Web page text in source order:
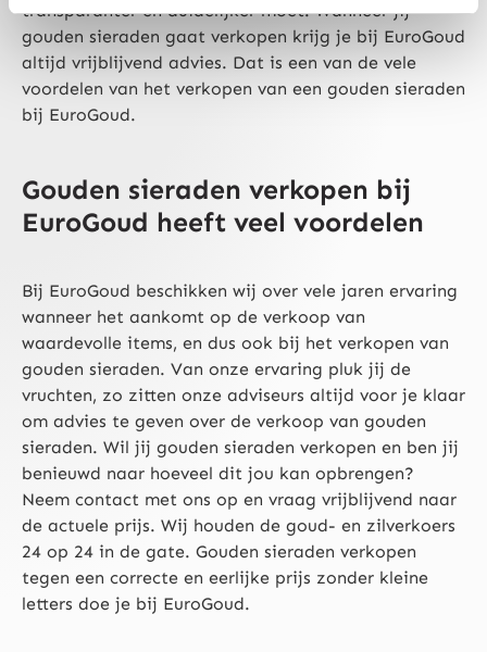
transparanter en duidelijker moet. Wanneer jij
gouden sieraden gaat verkopen krijg je bij EuroGoud
altijd vrijblijvend advies. Dat is een van de vele
voordelen van het verkopen van een gouden sieraden
bij EuroGoud.
Gouden sieraden verkopen bij
EuroGoud heeft veel voordelen
Bij EuroGoud beschikken wij over vele jaren ervaring
wanneer het aankomt op de verkoop van
waardevolle items, en dus ook bij het verkopen van
gouden sieraden. Van onze ervaring pluk jij de
vruchten, zo zitten onze adviseurs altijd voor je klaar
om advies te geven over de verkoop van gouden
sieraden. Wil jij gouden sieraden verkopen en ben jij
benieuwd naar hoeveel dit jou kan opbrengen?
Neem contact met ons op en vraag vrijblijvend naar
de actuele prijs. Wij houden de goud- en zilverkoers
24 op 24 in de gate. Gouden sieraden verkopen
tegen een correcte en eerlijke prijs zonder kleine
letters doe je bij EuroGoud.